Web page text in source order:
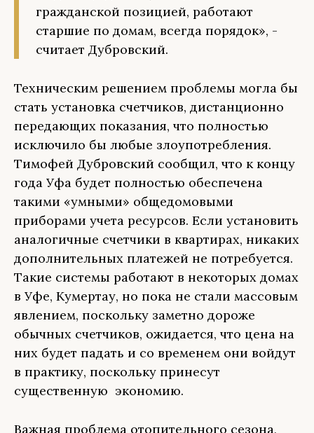
гражданской позицией, работают
старшие по домам, всегда порядок», -
считает Дубровский.
Техническим решением проблемы могла бы
стать установка счетчиков, дистанционно
передающих показания, что полностью
исключило бы любые злоупотребления.
Тимофей Дубровский сообщил, что к концу
года Уфа будет полностью обеспечена
такими «умными» общедомовыми
приборами учета ресурсов. Если установить
аналогичные счетчики в квартирах, никаких
дополнительных платежей не потребуется.
Такие системы работают в некоторых домах
в Уфе, Кумертау, но пока не стали массовым
явлением, поскольку заметно дороже
обычных счетчиков, ожидается, что цена на
них будет падать и со временем они войдут
в практику, поскольку принесут
существенную экономию.
Важная проблема отопительного сезона,